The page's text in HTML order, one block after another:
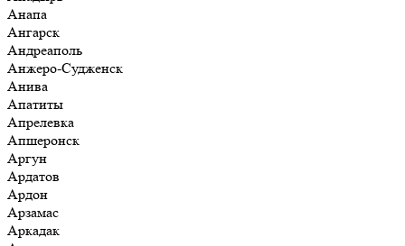
Анапа
Ангарск
Андреаполь
Анжеро-Судженск
Анива
Апатиты
Апрелевка
Апшеронск
Аргун
Ардатов
Ардон
Арзамас
Аркадак